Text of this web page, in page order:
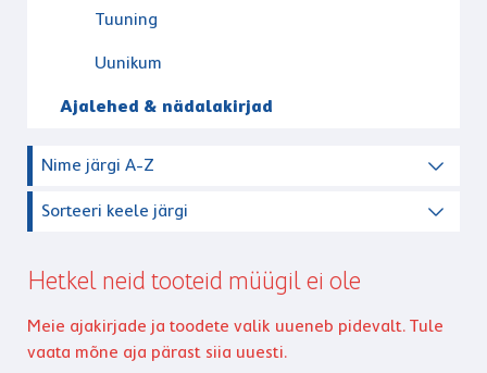
Tuuning
Uunikum
Ajalehed & nädalakirjad
Nime järgi A-Z
Sorteeri keele järgi
Hetkel neid tooteid müügil ei ole
Meie ajakirjade ja toodete valik uueneb pidevalt. Tule
vaata mõne aja pärast siia uuesti.